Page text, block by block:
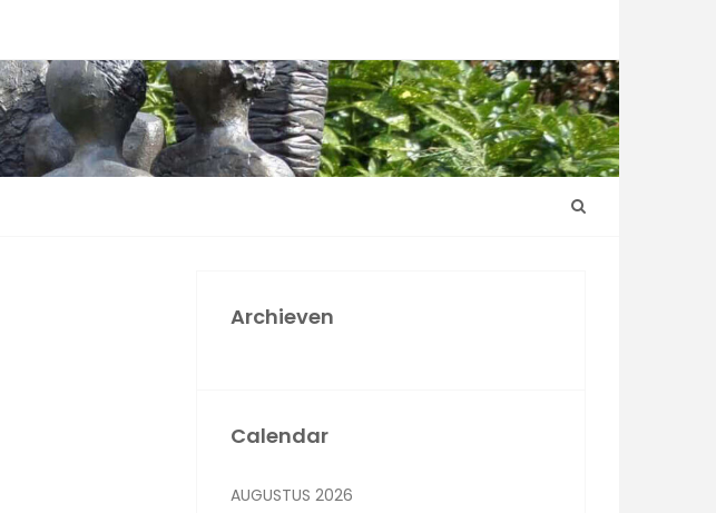
Archieven
Calendar
AUGUSTUS 2026